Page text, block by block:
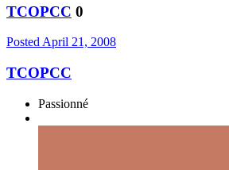
TCOPCC 0
PostedApril 21, 2008
TCOPCC
Passionné